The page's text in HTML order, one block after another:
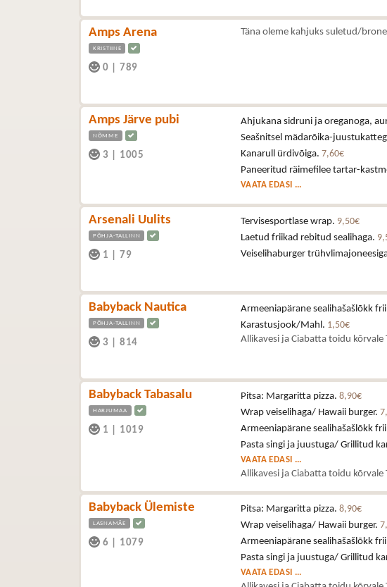
Amps Arena
KRISTIINE
0 789
Täna oleme kahjuks suletud/
Amps Järve pubi
NÕMME
3 1005
Ahjukana sidruni ja oreganoga,
Seašnitsel mädarõika-
Kanarull ürdivõiga. 7,60€
Paneeritud räimefilee tartar-
VAATA EDASI ...
Arsenali Uulits
PÕHJA-TALLINN
1 79
Tervisesportlase wrap. 9,50€
Laetud friikad rebitud sealihaga.
Veiselihaburger
Babyback Nautica
PÕHJA-TALLINN
3 814
Armeeniapärane sealihašašlõkk
Karastusjook/Mahl. 1,50€
Allikavesi ja Ciabatta toidu kõrvale
Babyback Tabasalu
HARJUMAA
1 1019
Pitsa: Margaritta pizza. 8,90€
Wrap veiselihaga/ Hawaii burger.
Armeeniapärane sealihašašlõkk
Pasta singi ja juustuga/ Grillitud
VAATA EDASI ...
Allikavesi ja Ciabatta toidu kõrvale
Babyback Ülemiste
LASNAMÄE
6 1079
Pitsa: Margaritta pizza. 8,90€
Wrap veiselihaga/ Hawaii burger.
Armeeniapärane sealihašašlõkk
Pasta singi ja juustuga/ Grillitud
VAATA EDASI ...